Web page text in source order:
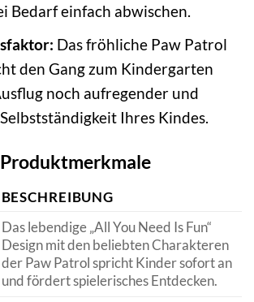
Bedarf einfach abwischen.
Das fröhliche Paw Patrol
den Gang zum Kindergarten
noch aufregender und
Ihres Kindes.
BESCHREIBUNG
Das lebendige „All You Need Is Fun“
Design mit den beliebten Charakteren
der Paw Patrol spricht Kinder sofort an
und fördert spielerisches Entdecken.